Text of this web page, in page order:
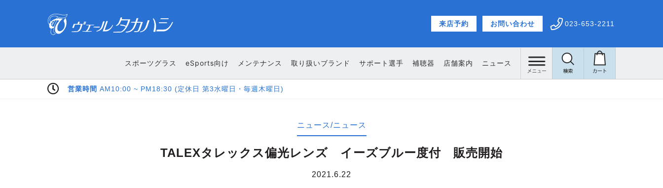
来店予約 お問い合わせ 023-653-2211
スポーツグラス eSports向け メンテナンス 取り扱いブランド サポート選手 補聴器 店舗案内 ニュース
Pay Pay LINE Pay ご利用いただけます
ニュース/ニュース
TALEXタレックス偏光レンズ イーズブルー度付 販売開始
2021.6.22